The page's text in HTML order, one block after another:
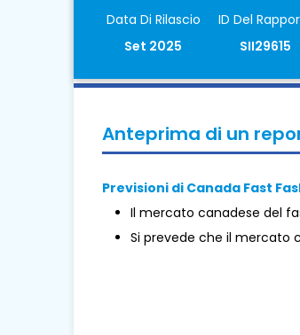
Data Di Rilascio
Set 2025
ID Del
SII29615
Anteprima di un
Previsioni di Canada Fast
Il mercato canadese del
Si prevede che il mercato